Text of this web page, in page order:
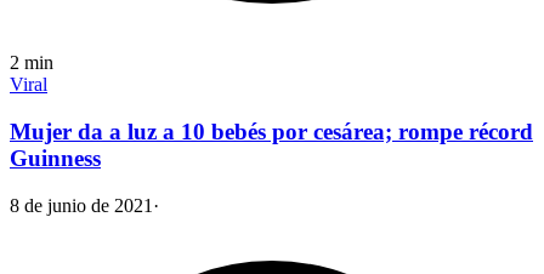
2 min
Viral
Mujer da a luz a 10 bebés por cesárea; rompe récord
Guinness
8 de junio de 2021 ·